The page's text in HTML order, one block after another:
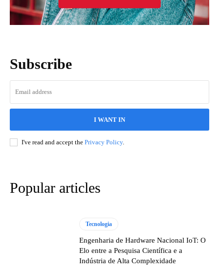
Subscribe
I WANT IN
I've read and accept the Privacy Policy.
Popular articles
Tecnologia
Engenharia de Hardware Nacional IoT: O
Elo entre a Pesquisa Científica e a
Indústria de Alta Complexidade